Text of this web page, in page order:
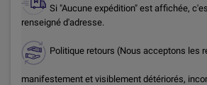
Si "Aucune expédition" est affichée,
renseigné d'adresse.
Politique retours (Nous acceptons les
manifestement et visiblement détériorés,